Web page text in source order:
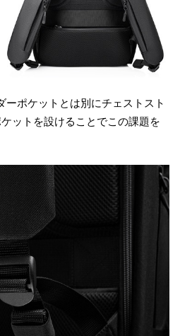
ーポケットとは別にチェストスト
ットを設けることでこの課題を